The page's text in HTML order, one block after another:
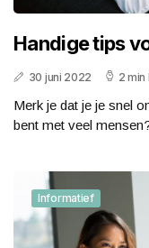
Handige tips
30 juni 2022 2
Merk je dat je je snel
bent met veel
Informatief